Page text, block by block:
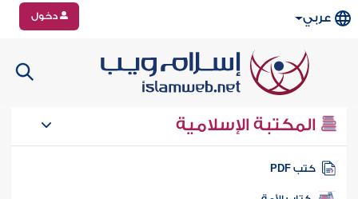
عربي دخول
المكتبة الإسلامية
كتب PDF